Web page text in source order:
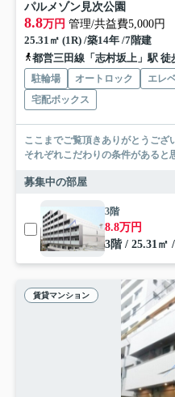
パルメゾン見次公園
8.8万円 管理/共益費5,000円
25.31㎡ (1R) /築14年 /7階建
都営三田線「志村坂上」駅 徒
駐輪場 オートロック エレ
宅配ボックス
ここまでご覧頂きありがとうございます。 お部屋探しの際
それぞれこだわりの条件があると
募集中の部屋
3階
8.8万円
3階 / 25.31㎡
賃貸マンション